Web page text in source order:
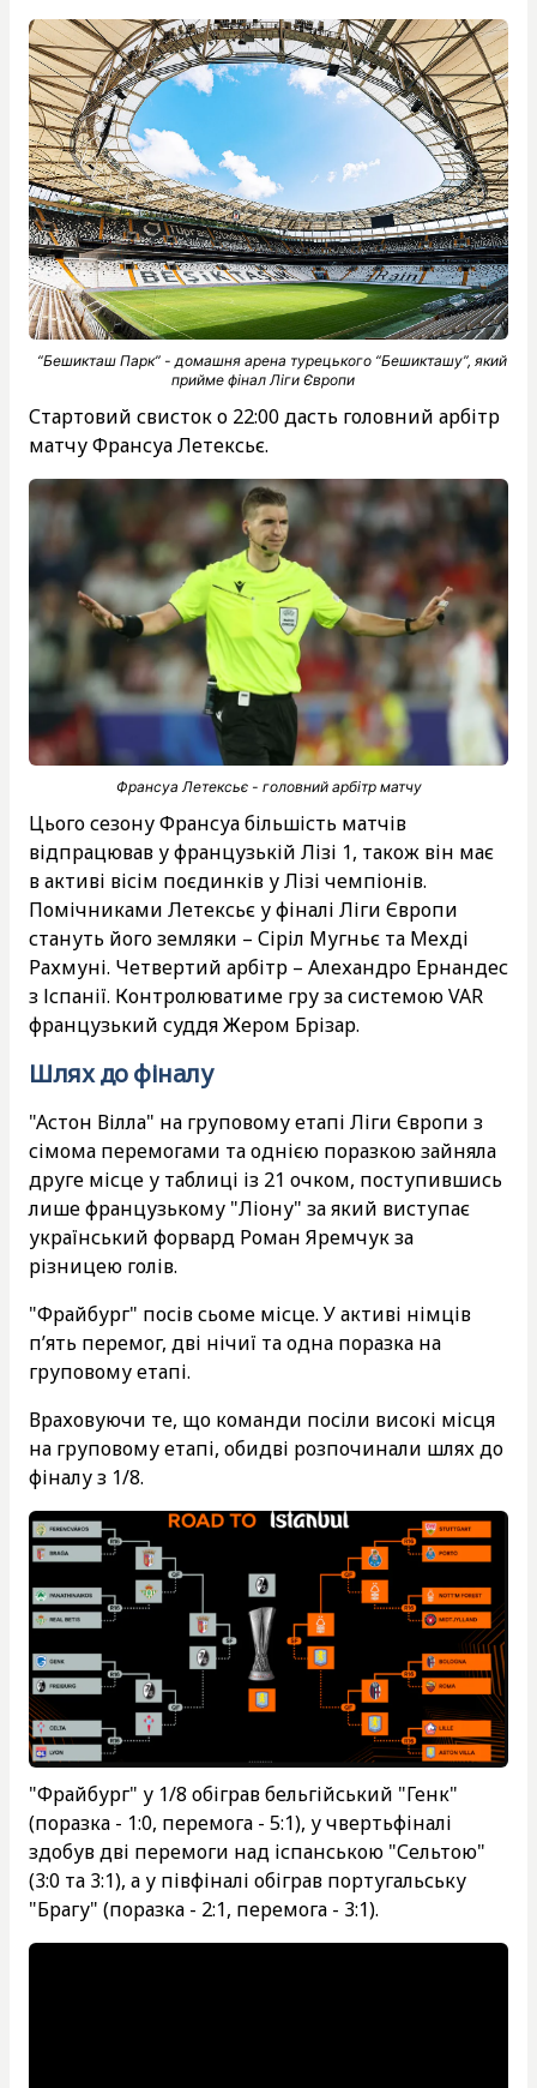
“Бешикташ Парк” - домашня арена турецького “Бешикташу”, який
прийме фінал Ліги Європи
Стартовий свисток о 22:00 дасть головний арбітр
матчу Франсуа Летексьє.
Франсуа Летексьє - головний арбітр матчу
Цього сезону Франсуа більшість матчів
відпрацював у французькій Лізі 1, також він має
в активі вісім поєдинків у Лізі чемпіонів.
Помічниками Летексьє у фіналі Ліги Європи
стануть його земляки – Сіріл Мугньє та Мехді
Рахмуні. Четвертий арбітр – Алехандро Ернандес
з Іспанії. Контролюватиме гру за системою VAR
французький суддя Жером Брізар.
Шлях до фіналу
"Астон Вілла" на груповому етапі Ліги Європи з
сімома перемогами та однією поразкою зайняла
друге місце у таблиці із 21 очком, поступившись
лише французькому "Ліону" за який виступає
український форвард Роман Яремчук за
різницею голів.
"Фрайбург" посів сьоме місце. У активі німців
п’ять перемог, дві нічиї та одна поразка на
груповому етапі.
Враховуючи те, що команди посіли високі місця
на груповому етапі, обидві розпочинали шлях до
фіналу з 1/8.
"Фрайбург" у 1/8 обіграв бельгійський "Генк"
(поразка - 1:0, перемога - 5:1), у чвертьфіналі
здобув дві перемоги над іспанською "Сельтою"
(3:0 та 3:1), а у півфіналі обіграв португальську
"Брагу" (поразка - 2:1, перемога - 3:1).